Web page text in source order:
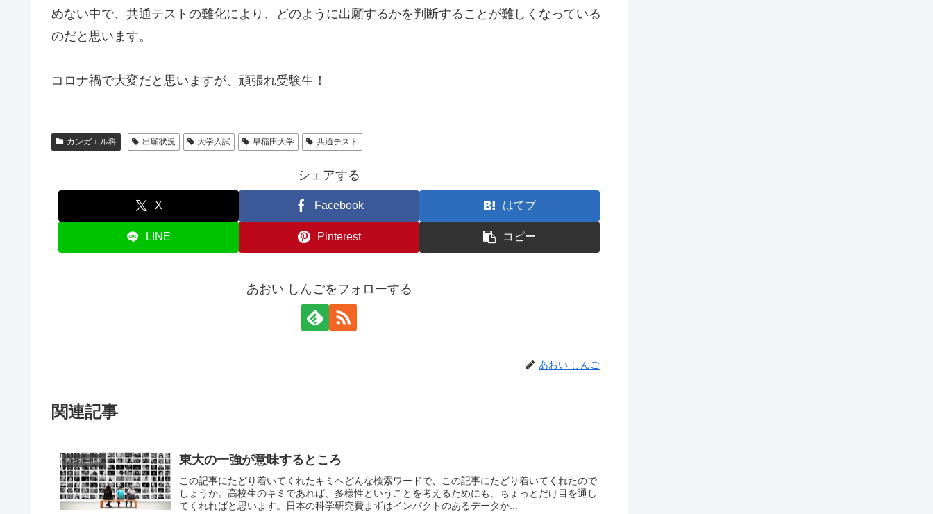
めない中で、共通テストの難化により、どのように出願するかを判断することが難しくなっている
のだと思います。
コロナ禍で大変だと思いますが、頑張れ受験生！
カンガエル科 出願状況 大学入試 早稲田大学 共通テスト
シェアする
X Facebook はてブ
LINE Pinterest コピー
あおい しんごをフォローする
あおい しんご
関連記事
カンガエル科 東大の一強が意味するところ
この記事にたどり着いてくれたキミへどんな検索ワードで、この記事にたどり着いてくれたので
しょうか。高校生のキミであれば、多様性ということを考えるためにも、ちょっとだけ目を通し
てくれればと思います。日本の科学研究費まずはインパクトのあるデータか...